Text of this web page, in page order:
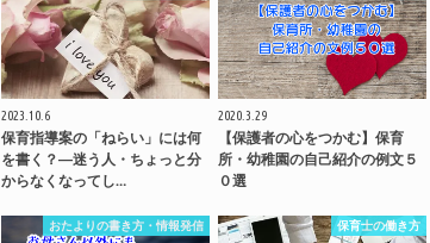
2023.10.6
保育指導案の「ねらい」には何
を書く？―迷う人・ちょっと分
からなくなってし…
2020.3.29
【保護者の心をつかむ】保育
所・幼稚園の自己紹介の例文５
０選
おたよりの書き方・情報発信 保育士の働き方